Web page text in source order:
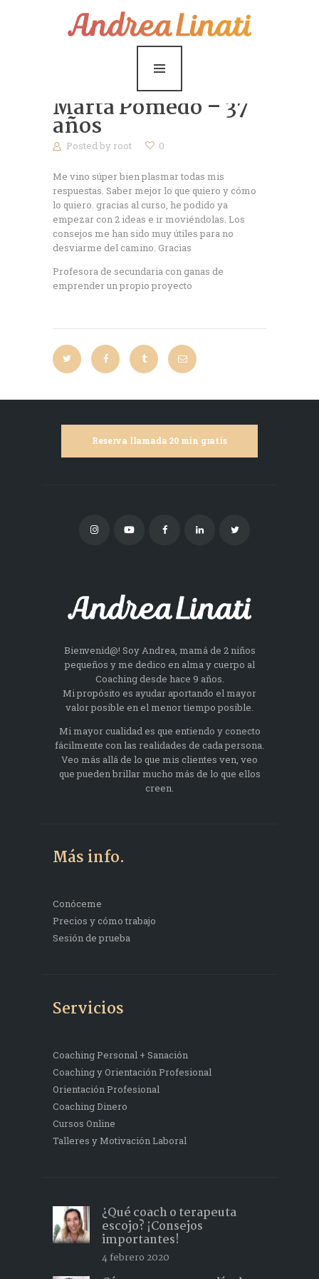
¿Cómo funciona?
Servicios
Coaching Gratis
Conóceme
Contáctame
Blog
Marta Pomedo – 37
años
Posted by root 0
Me vino súper bien plasmar todas mis
respuestas. Saber mejor lo que quiero y cómo
lo quiero. gracias al curso, he podido ya
empezar con 2 ideas e ir moviéndolas. Los
consejos me han sido muy útiles para no
desviarme del camino. Gracias
Profesora de secundaria con ganas de
emprender un propio proyecto
Reserva llamada 20 min gratis
Bienvenid@! Soy Andrea, mamá de 2 niños
pequeños y me dedico en alma y cuerpo al
Coaching desde hace 9 años.
Mi propósito es ayudar aportando el mayor
valor posible en el menor tiempo posible.
Mi mayor cualidad es que entiendo y conecto
fácilmente con las realidades de cada persona.
Veo más allá de lo que mis clientes ven, veo
que pueden brillar mucho más de lo que ellos
creen.
Más info.
Conóceme
Precios y cómo trabajo
Sesión de prueba
Servicios
Coaching Personal + Sanación
Coaching y Orientación Profesional
Orientación Profesional
Coaching Dinero
Cursos Online
Talleres y Motivación Laboral
¿Qué coach o terapeuta
escojo? ¡Consejos
importantes!
4 febrero 2020